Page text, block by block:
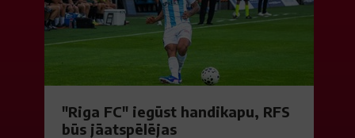
"Riga FC" iegūst handikapu, RFS
būs jāatspēlējas